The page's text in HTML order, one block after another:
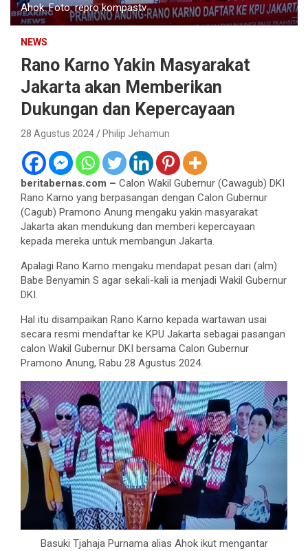
Ahok. Foto: repro kompastv
NEWS
Rano Karno Yakin Masyarakat
Jakarta akan Memberikan
Dukungan dan Kepercayaan
28 Agustus 2024 Philip Jehamun
beritabernas.com – Calon Wakil Gubernur (Cawagub) DKI
Rano Karno yang berpasangan dengan Calon Gubernur
(Cagub) Pramono Anung mengaku yakin masyarakat
Jakarta akan mendukung dan memberi kepercayaan
kepada mereka untuk membangun Jakarta.
Apalagi Rano Karno mengaku mendapat pesan dari (alm)
Babe Benyamin S agar sekali-kali ia menjadi Wakil Gubernur
DKI.
Hal itu disampaikan Rano Karno kepada wartawan usai
secara resmi mendaftar ke KPU Jakarta sebagai pasangan
calon Wakil Gubernur DKI bersama Calon Gubernur
Pramono Anung, Rabu 28 Agustus 2024.
Basuki Tjahaja Purnama alias Ahok ikut mengantar